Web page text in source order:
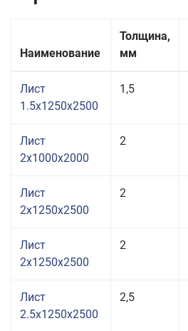
Наименование
Толщина,
мм
Лист
1.5x1250x2500
1,5
Лист
2x1000x2000
2
Лист
2x1250x2500
2
Лист
2x1250x2500
2
Лист
2.5x1250x2500
2,5